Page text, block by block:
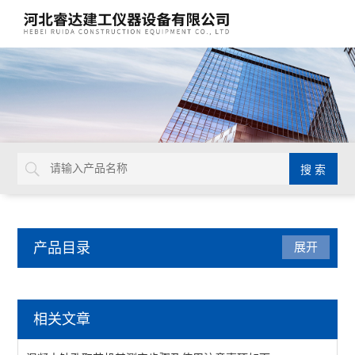
产品目录
混凝土养护架
展开
相关文章